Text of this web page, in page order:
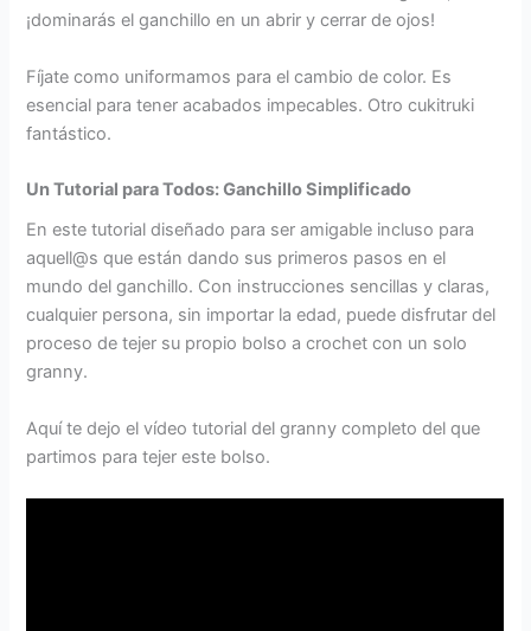
¡dominarás el ganchillo en un abrir y cerrar de ojos!
Fíjate como uniformamos para el cambio de color. Es
esencial para tener acabados impecables. Otro cukitruki
fantástico.
Un Tutorial para Todos: Ganchillo Simplificado
En este tutorial diseñado para ser amigable incluso para
aquell@s que están dando sus primeros pasos en el
mundo del ganchillo. Con instrucciones sencillas y claras,
cualquier persona, sin importar la edad, puede disfrutar del
proceso de tejer su propio bolso a crochet con un solo
granny.
Aquí te dejo el vídeo tutorial del granny completo del que
partimos para tejer este bolso.